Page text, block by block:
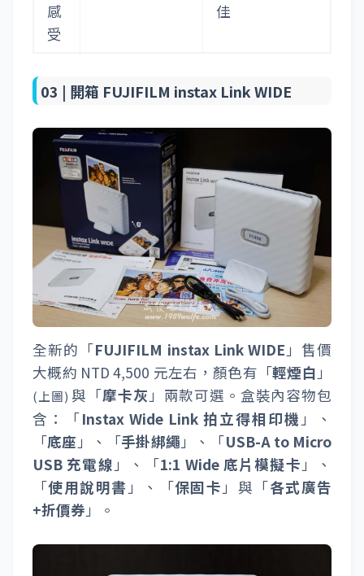
感
受
佳
03 | 開箱 FUJIFILM instax Link WIDE
全新的「FUJIFILM instax Link WIDE 」售價
大概約 NTD 4,500 元左右，顏色有「輕煙白 」
(上圖) 與「摩卡灰 」兩款可選。盒裝內容物包
含：「Instax Wide Link 拍立得相印機 」、
「底座 」、「手掛綁繩 」、「USB-A to Micro
USB 充電線 」、「1:1 Wide 底片模擬卡 」、
「使用說明書 」、「保固卡 」與「各式廣告
+折價券 」。